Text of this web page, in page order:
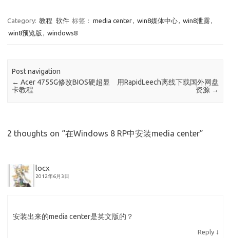
Category: 教程 软件 标签： media center, win8媒体中心, win8泄露,
win8预览版 , windows8
Post navigation
← Acer 4755G修改BIOS硬超显
卡教程
用RapidLeech离线下载国外网盘
资源 →
2 thoughts on “在Windows 8 RP中安装media center”
locx
2012年6月3日
安装出来的media center是英文版的？
Reply ↓